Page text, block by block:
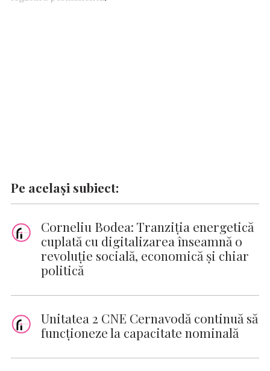
o p n
Pe același subiect:
Corneliu Bodea: Tranziția energetică
cuplată cu digitalizarea înseamnă o
revoluție socială, economică și chiar
politică
Unitatea 2 CNE Cernavodă continuă să
funcționeze la capacitate nominală